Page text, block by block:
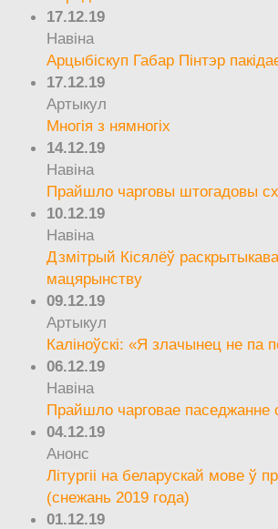
17.12.19
Навіна
Арцыбіскуп Габар Пінтэр
17.12.19
Артыкул
Многія з нямногіх
14.12.19
Навіна
Прайшло чарговы штогадовы
10.12.19
Навіна
Дзмітрый Кісялёў
мацярынству
09.12.19
Артыкул
Каліноўскі: «Я злачынец не па
06.12.19
Навіна
Прайшло чарговае паседжанне
04.12.19
Анонс
Літургіі на беларускай мове ў
(снежань 2019 года)
01.12.19